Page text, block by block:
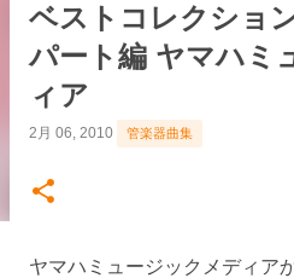
ベストコレクショ
パート編 ヤマハミ
ィア
2月 06, 2010 管楽器曲集
ヤマハミュージックメディア